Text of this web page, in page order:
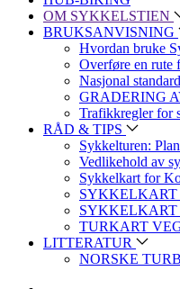
OM SYKKELSTIEN
BRUKSANVISNING
Hvordan bruke
Overføre en rute
Nasjonal
GRADERING
Trafikkregler for
RÅD & TIPS
Sykkelturen:
Vedlikehold av
Sykkelkart for
SYKKELKART
TURKART
LITTERATUR
NORSKE